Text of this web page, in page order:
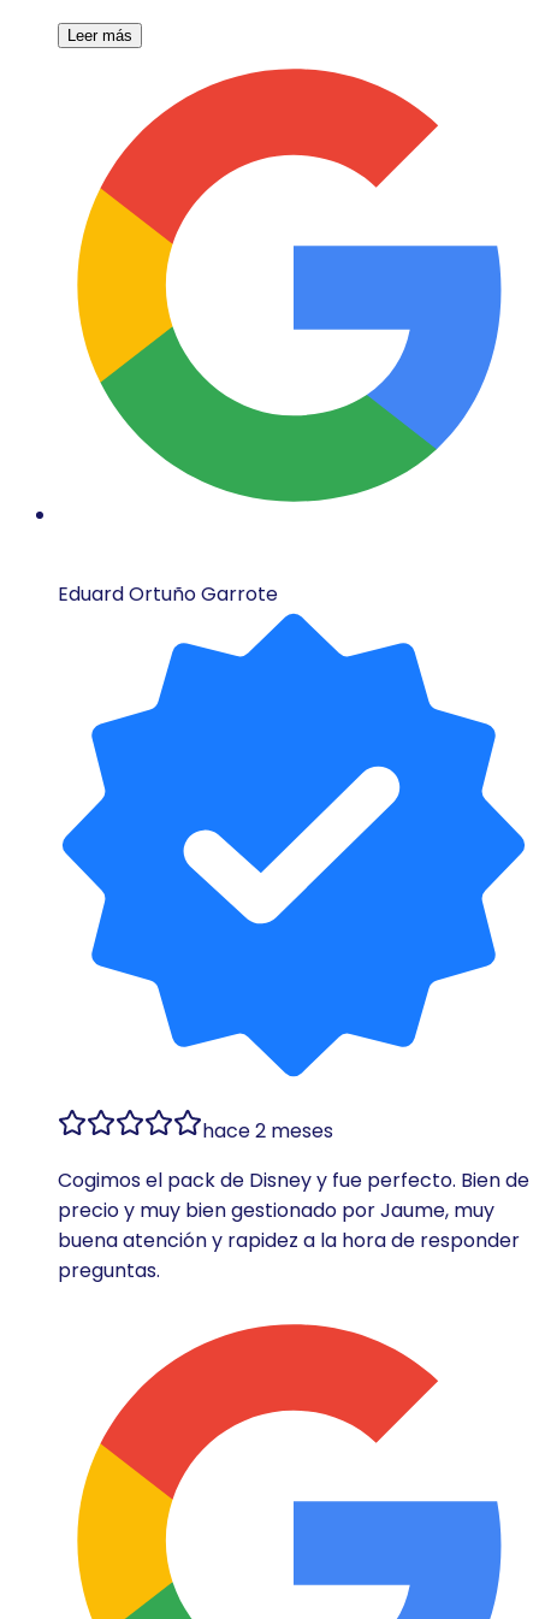
Leer más
Eduard Ortuño Garrote
hace 2 meses
Cogimos el pack de Disney y fue perfecto. Bien de
precio y muy bien gestionado por Jaume, muy
buena atención y rapidez a la hora de responder
preguntas.